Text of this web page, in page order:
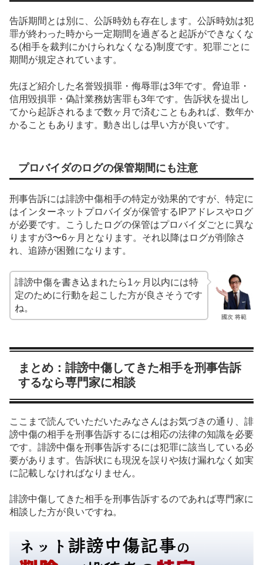
告訴期間とは別に、公訴時効も存在します。公訴時効は犯
罪が終わった時から一定期間を過ぎると起訴ができなくな
る(相手を裁判にかけられなくなる)制度です。犯罪ごとに
期間が規定されています。
先ほど紹介した名誉毀損罪・侮辱罪は3年です。脅迫罪・
信用毀損罪・偽計業務妨害罪も3年です。告訴状を提出し
てから起訴されるまで数ヶ月で済むこともあれば、数年か
かることもあります。動き出しは早い方が良いです。
プロバイダのログの保管期間にも注意
刑事告訴には誹謗中傷相手の特定が効果的ですが、特定に
はインターネットプロバイダが保管するIPアドレスやログ
が必要です。こうしたログの保管はプロバイダごとに異な
りますが3〜6ヶ月となります。それ以降はログが削除さ
れ、追跡が困難になります。
國次 将範
誹謗中傷を書き込まれたら1ヶ月以内には特
定のために行動を起こした方が良さそうです
ね。
まとめ：誹謗中傷してきた相手を刑事告訴
するなら専門家に相談
ここまで読んでいただいたみなさんはお気づきの通り、誹
謗中傷の相手を刑事告訴するには相応の法律の知識を必要
です。誹謗中傷を刑事告訴するには犯罪に該当している必
要があります。告訴状にも現況を誤りや抜け漏れなく如実
に記載しなければなりません。
誹謗中傷してきた相手を刑事告訴するのであれば専門家に
相談した方が良いですね。